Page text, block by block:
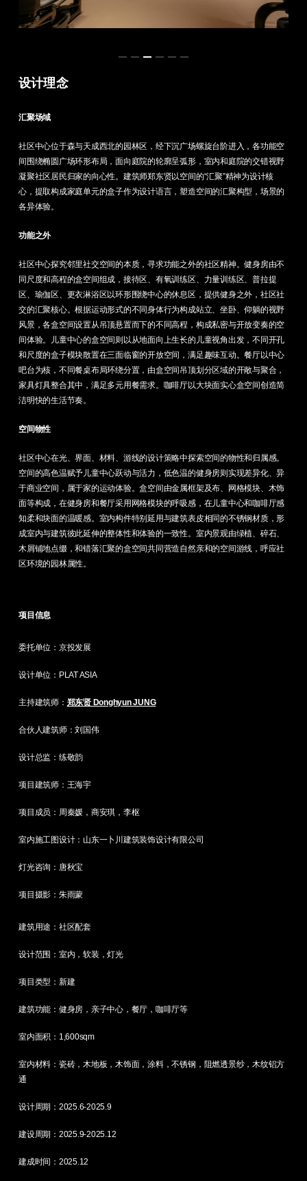
设计理念
汇聚场域
社区中心位于森与天成西北的园林区，经下沉广场螺旋台阶进入，各功能空
间围绕椭圆广场环形布局，面向庭院的轮廓呈弧形，室内和庭院的交错视野
凝聚社区居民归家的向心性。建筑师郑东贤以空间的“汇聚”精神为设计核
心，提取构成家庭单元的盒子作为设计语言，塑造空间的汇聚构型，场景的
各异体验。
功能之外
社区中心探究邻里社交空间的本质，寻求功能之外的社区精神。健身房由不
同尺度和高程的盒空间组成，接待区、有氧训练区、力量训练区、普拉提
区、瑜伽区、更衣淋浴区以环形围绕中心的休息区，提供健身之外，社区社
交的汇聚核心。根据运动形式的不同身体行为构成站立、坐卧、仰躺的视野
风景，各盒空间设置从吊顶悬置而下的不同高程，构成私密与开放变奏的空
间体验。儿童中心的盒空间则以从地面向上生长的儿童视角出发，不同开孔
和尺度的盒子模块散置在三面临窗的开放空间，满足趣味互动。餐厅以中心
吧台为核，不同餐桌布局环绕分置，由盒空间吊顶划分区域的开敞与聚合，
家具灯具整合其中，满足多元用餐需求。咖啡厅以大块面实心盒空间创造简
洁明快的生活节奏。
空间物性
社区中心在光、界面、材料、游线的设计策略中探索空间的物性和归属感。
空间的高色温赋予儿童中心跃动与活力，低色温的健身房则实现差异化、异
于商业空间，属于家的运动体验。盒空间由金属框架及布、网格模块、木饰
面等构成，在健身房和餐厅采用网格模块的呼吸感，在儿童中心和咖啡厅感
知柔和块面的温暖感。室内构件特别延用与建筑表皮相同的不锈钢材质，形
成室内与建筑彼此延伸的整体性和体验的一致性。室内景观由绿植、碎石、
木屑铺地点缀，和错落汇聚的盒空间共同营造自然亲和的空间游线，呼应社
区环境的园林属性。
项目信息
委托单位：京投发展
设计单位：PLAT ASIA
主持建筑师： 郑东贤 Donghyun JUNG
合伙人建筑师：刘国伟
设计总监：练敬韵
项目建筑师：王海宇
项目成员：周秦媛，商安琪，李枢
室内施工图设计：山东一卜川建筑装饰设计有限公司
灯光咨询：唐秋宝
项目摄影：朱雨蒙
建筑用途：社区配套
设计范围：室内，软装，灯光
项目类型：新建
建筑功能：健身房，亲子中心，餐厅，咖啡厅等
室内面积：1,600sqm
室内材料：瓷砖，木地板，木饰面，涂料，不锈钢，阻燃透景纱，木纹铝方
通
设计周期：2025.6-2025.9
建设周期：2025.9-2025.12
建成时间：2025.12